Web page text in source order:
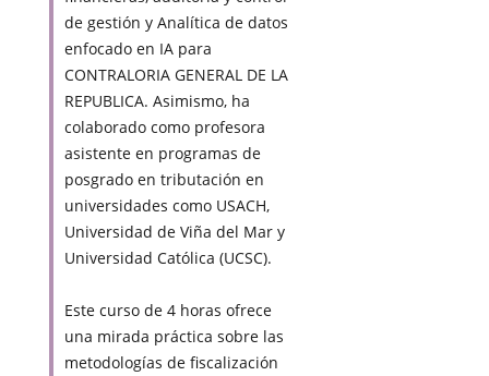
de gestión y Analítica de datos
enfocado en IA para
CONTRALORIA GENERAL DE LA
REPUBLICA. Asimismo, ha
colaborado como profesora
asistente en programas de
posgrado en tributación en
universidades como USACH,
Universidad de Viña del Mar y
Universidad Católica (UCSC).
Este curso de 4 horas ofrece
una mirada práctica sobre las
metodologías de fiscalización